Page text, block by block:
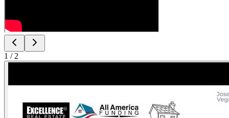
1 / 2